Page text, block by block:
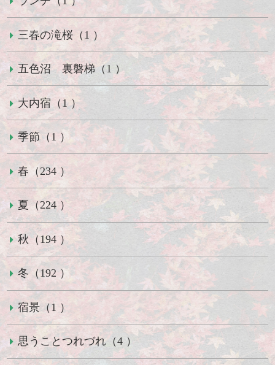
三春の滝桜（1 ）
五色沼 裏磐梯（1 ）
大内宿（1 ）
季節（1 ）
春（234 ）
夏（224 ）
秋（194 ）
冬（192 ）
宿景（1 ）
思うことつれづれ（4 ）